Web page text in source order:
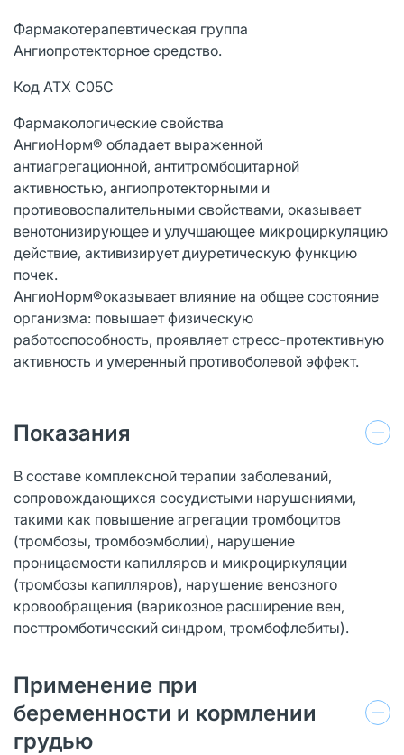
Фармакотерапевтическая группа
Ангиопротекторное средство.
Код АТХ C05C
Фармакологические свойства
АнгиоНорм® обладает выраженной
антиагрегационной, антитромбоцитарной
активностью, ангиопротекторными и
противовоспалительными свойствами, оказывает
венотонизирующее и улучшающее микроциркуляцию
действие, активизирует диуретическую функцию
почек.
АнгиоНорм®оказывает влияние на общее состояние
организма: повышает физическую
работоспособность, проявляет стресс-протективную
активность и умеренный противоболевой эффект.
Показания
В составе комплексной терапии заболеваний,
сопровождающихся сосудистыми нарушениями,
такими как повышение агрегации тромбоцитов
(тромбозы, тромбоэмболии), нарушение
проницаемости капилляров и микроциркуляции
(тромбозы капилляров), нарушение венозного
кровообращения (варикозное расширение вен,
посттромботический синдром, тромбофлебиты).
Применение при
беременности и кормлении
грудью